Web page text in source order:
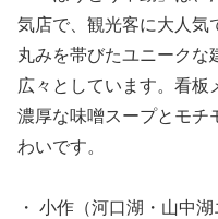
気店で、観光客に大人気
丸みを帯びたユニークな
広々としています。看板
濃厚な味噌スープとモチ
わいです。
・ 小作（河口湖・山中湖